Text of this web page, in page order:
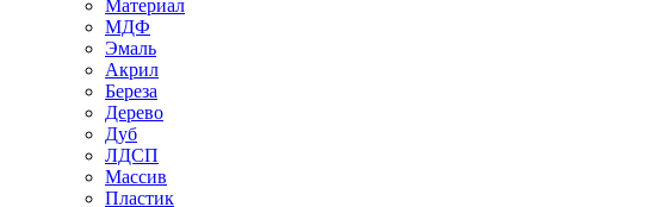
Материал
МДФ
Эмаль
Акрил
Береза
Дерево
Дуб
ЛДСП
Массив
Пластик